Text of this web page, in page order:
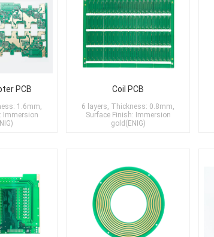
PCB
1.6mm,
Immersion
Coil PCB
6 layers, Thickness: 0.8mm,
Surface Finish: Immersion
gold(ENIG)